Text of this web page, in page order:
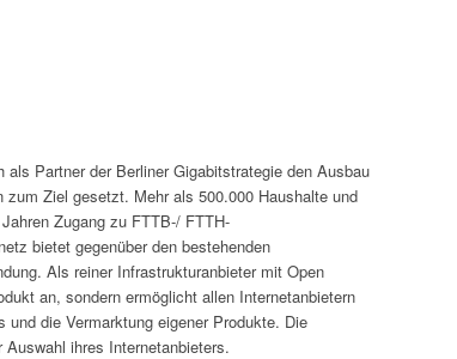
Partner der Berliner Gigabitstrategie den Ausbau
Ziel gesetzt. Mehr als 500.000 Haushalte und
Zugang zu FTTB-/ FTTH-
bietet gegenüber den bestehenden
Als reiner Infrastrukturanbieter mit Open
an, sondern ermöglicht allen Internetanbietern
die Vermarktung eigener Produkte. Die
ihres Internetanbieters.